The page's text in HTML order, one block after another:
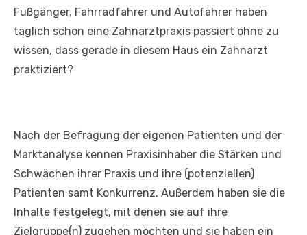
Fußgänger, Fahrradfahrer und Autofahrer haben
täglich schon eine Zahnarztpraxis passiert ohne zu
wissen, dass gerade in diesem Haus ein Zahnarzt
praktiziert?
Nach der Befragung der eigenen Patienten und der
Marktanalyse kennen Praxisinhaber die Stärken und
Schwächen ihrer Praxis und ihre (potenziellen)
Patienten samt Konkurrenz. Außerdem haben sie die
Inhalte festgelegt, mit denen sie auf ihre
Zielgruppe(n) zugehen möchten und sie haben ein